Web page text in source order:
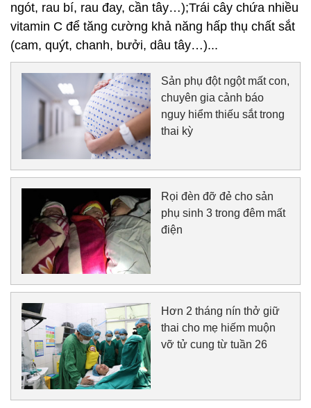
ngót, rau bí, rau đay, cần tây…);Trái cây chứa nhiều
vitamin C để tăng cường khả năng hấp thụ chất sắt
(cam, quýt, chanh, bưởi, dâu tây…)...
Sản phụ đột ngột mất con,
chuyên gia cảnh báo
nguy hiểm thiếu sắt trong
thai kỳ
Rọi đèn đỡ đẻ cho sản
phụ sinh 3 trong đêm mất
điện
Hơn 2 tháng nín thở giữ
thai cho mẹ hiếm muộn
vỡ tử cung từ tuần 26